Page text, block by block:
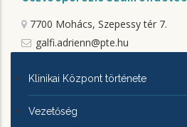
7700 Mohács, Szepessy tér 7.
galfi.adrienn@pte.hu
KLINIKAI
KÖZPONTRÓL
Klinikai Központ története
Vezetőség